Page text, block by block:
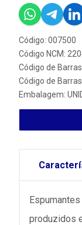
Código: 007500
Código NCM:
Código de
Código de
Embalagem:
produzidos